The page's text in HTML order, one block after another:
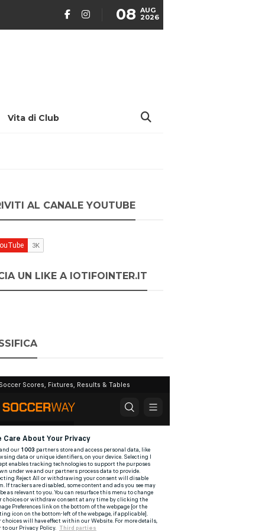
08 AUG
2026
Vita di Club
AL CANALE YOUTUBE
UN LIKE A IOTIFOINTER.IT